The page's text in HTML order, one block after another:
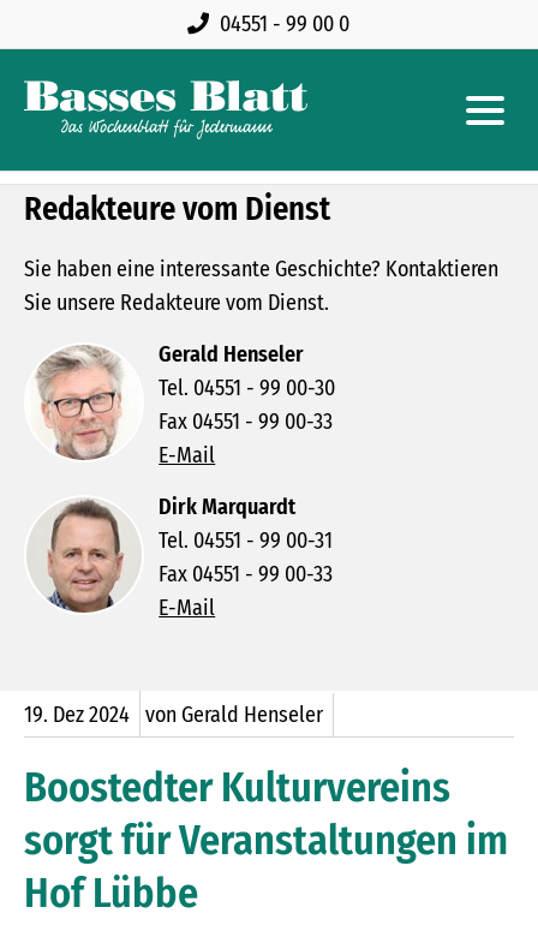
04551 - 99 00 0
Redakteure vom Dienst
Sie haben eine interessante Geschichte? Kontaktieren
Sie unsere Redakteure vom Dienst.
Gerald Henseler
Tel. 04551 - 99 00-30
Fax 04551 - 99 00-33
E-Mail
Dirk Marquardt
Tel. 04551 - 99 00-31
Fax 04551 - 99 00-33
E-Mail
19. Dez2024 von Gerald Henseler
Boostedter Kulturvereins
sorgt für Veranstaltungen im
Hof Lübbe